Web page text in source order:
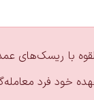
با ریسک‌های
خود فرد